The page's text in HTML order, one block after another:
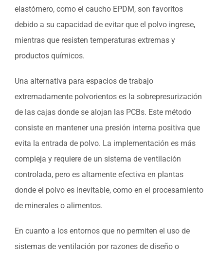
elastómero, como el caucho EPDM, son favoritos
debido a su capacidad de evitar que el polvo ingrese,
mientras que resisten temperaturas extremas y
productos químicos.
Una alternativa para espacios de trabajo
extremadamente polvorientos es la sobrepresurización
de las cajas donde se alojan las PCBs. Este método
consiste en mantener una presión interna positiva que
evita la entrada de polvo. La implementación es más
compleja y requiere de un sistema de ventilación
controlada, pero es altamente efectiva en plantas
donde el polvo es inevitable, como en el procesamiento
de minerales o alimentos.
En cuanto a los entornos que no permiten el uso de
sistemas de ventilación por razones de diseño o